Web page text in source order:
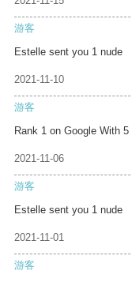
游客
Estelle sent you 1 nude
2021-11-10
游客
Rank 1 on Google With 5
2021-11-06
游客
Estelle sent you 1 nude
2021-11-01
游客